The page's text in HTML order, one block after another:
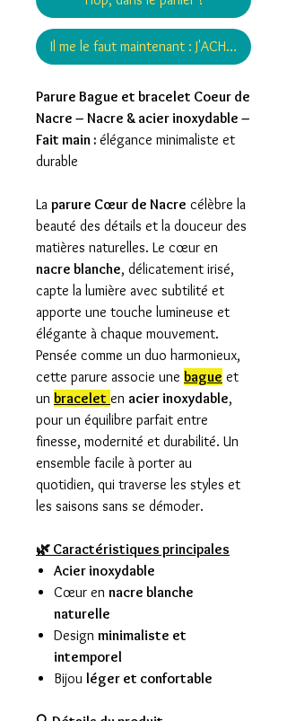
Il me le faut maintenant : J'ACHÈTE !
Parure Bague et bracelet Coeur de
Nacre – Nacre & acier inoxydable –
Fait main : élégance minimaliste et
durable
La parure Cœur de Nacre célèbre la
beauté des détails et la douceur des
matières naturelles. Le cœur en
nacre blanche, délicatement irisé,
capte la lumière avec subtilité et
apporte une touche lumineuse et
élégante à chaque mouvement.
Pensée comme un duo harmonieux,
cette parure associe une bague et
un bracelet en acier inoxydable,
pour un équilibre parfait entre
finesse, modernité et durabilité. Un
ensemble facile à porter au
quotidien, qui traverse les styles et
les saisons sans se démoder.
🌿 Caractéristiques principales
Acier inoxydable
Cœur en nacre blanche
naturelle
Design minimaliste et
intemporel
Bijou léger et confortable